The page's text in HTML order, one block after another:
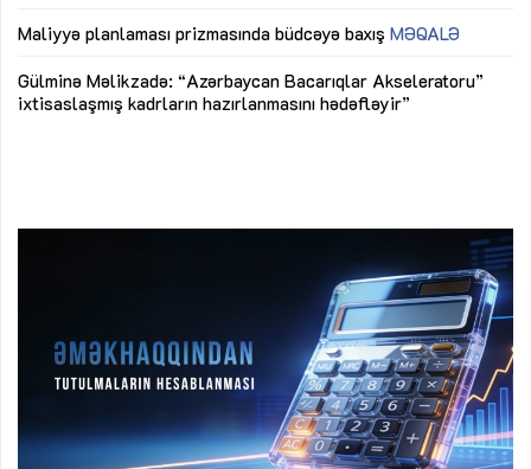
Maliyyə planlaması prizmasında büdcəyə baxış MƏQALƏ
Gülminə Məlikzadə: “Azərbaycan Bacarıqlar Akseleratoru”
ixtisaslaşmış kadrların hazırlanmasını hədəfləyir”